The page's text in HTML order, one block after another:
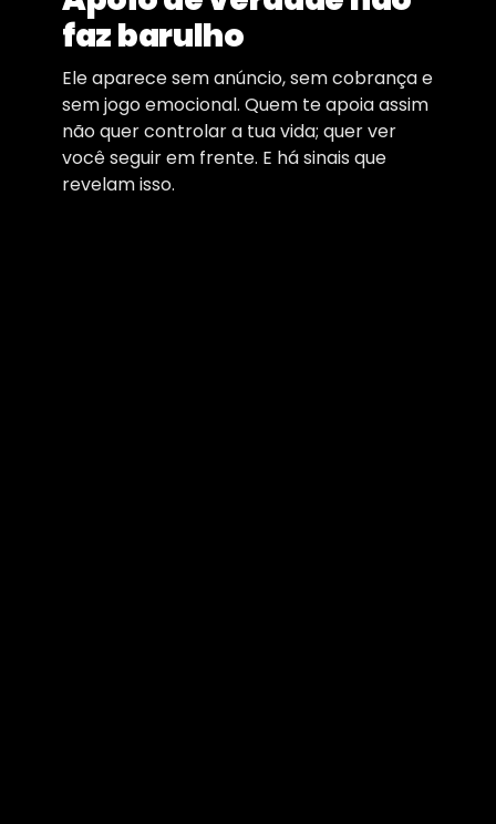
faz barulho
Ele aparece sem anúncio, sem cobrança e
sem jogo emocional. Quem te apoia assim
não quer controlar a tua vida; quer ver
você seguir em frente. E há sinais que
revelam isso.